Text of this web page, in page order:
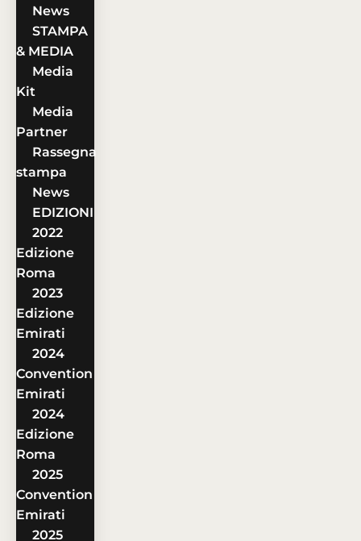
News
STAMPA
& MEDIA
Media
Kit
Media
Partner
Rassegna
stampa
News
EDIZIONI
2022
Edizione
Roma
2023
Edizione
Emirati
2024
Convention
Emirati
2024
Edizione
Roma
2025
Convention
Emirati
2025